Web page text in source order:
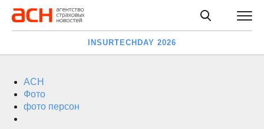
INSURTECHDAY 2026
АСН
Фото
фото персон